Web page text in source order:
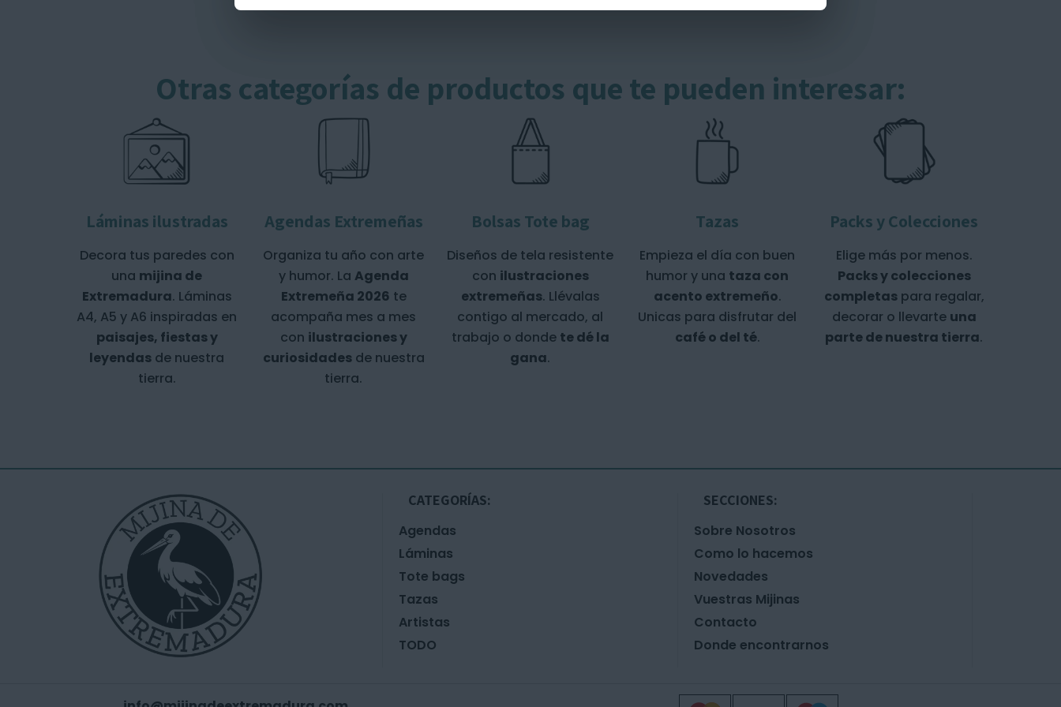
Otras categorías de productos que te pueden interesar:
Láminas ilustradas
Decora tus paredes con
una mijina de
Extremadura. Láminas
A4, A5 y A6 inspiradas en
paisajes, fiestas y
leyendas de nuestra
tierra.
Agendas Extremeñas
Organiza tu año con arte
y humor. La Agenda
Extremeña 2026 te
acompaña mes a mes
con ilustraciones y
curiosidadesde nuestra
tierra.
Bolsas Tote bag
Diseños de tela resistente
con ilustraciones
extremeñas. Llévalas
contigo al mercado, al
trabajo o donde te dé la
gana.
Tazas
Empieza el día con buen
humor y una taza con
acento extremeño.
Unicas para disfrutar del
café o del té.
Packs y Colecciones
Elige más por menos.
Packs y colecciones
completaspara regalar,
decorar o llevarte una
parte de nuestra tierra.
CATEGORÍAS:
Agendas
Láminas
Tote bags
Tazas
Artistas
TODO
SECCIONES:
Sobre Nosotros
Como lo hacemos
Novedades
Vuestras Mijinas
Contacto
Donde encontrarnos